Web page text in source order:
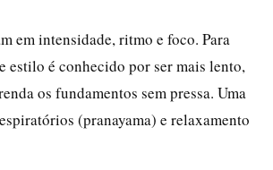
em intensidade, ritmo e foco. Para
estilo é conhecido por ser mais lento,
os fundamentos sem pressa. Uma
(pranayama) e relaxamento